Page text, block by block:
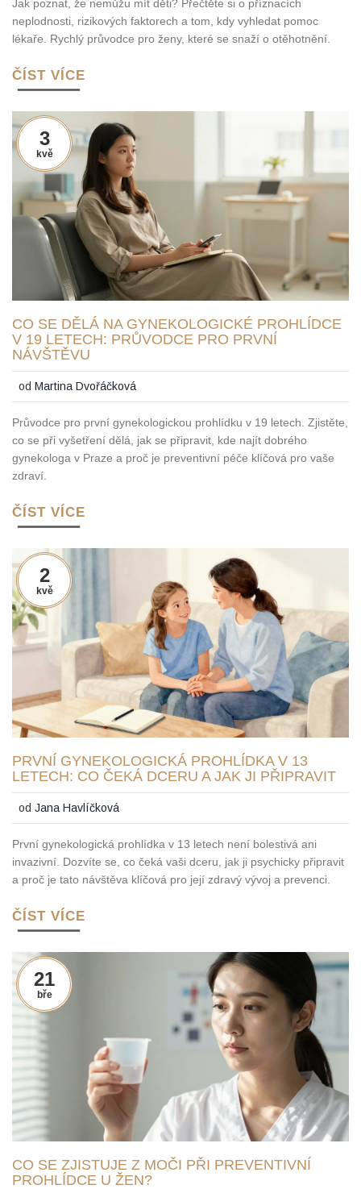
Jak poznat, že nemůžu mít děti? Přečtěte si o příznacích
neplodnosti, rizikových faktorech a tom, kdy vyhledat pomoc
lékaře. Rychlý průvodce pro ženy, které se snaží o otěhotnění.
ČÍST VÍCE
3
kvě
CO SE DĚLÁ NA GYNEKOLOGICKÉ PROHLÍDCE
V 19 LETECH: PRŮVODCE PRO PRVNÍ
NÁVŠTĚVU
odMartina Dvořáčková
Průvodce pro první gynekologickou prohlídku v 19 letech. Zjistěte,
co se při vyšetření dělá, jak se připravit, kde najít dobrého
gynekologa v Praze a proč je preventivní péče klíčová pro vaše
zdraví.
ČÍST VÍCE
2
kvě
PRVNÍ GYNEKOLOGICKÁ PROHLÍDKA V 13
LETECH: CO ČEKÁ DCERU A JAK JI PŘIPRAVIT
odJana Havlíčková
První gynekologická prohlídka v 13 letech není bolestivá ani
invazivní. Dozvíte se, co čeká vaši dceru, jak ji psychicky připravit
a proč je tato návštěva klíčová pro její zdravý vývoj a prevenci.
ČÍST VÍCE
21
bře
CO SE ZJISTUJE Z MOČI PŘI PREVENTIVNÍ
PROHLÍDCE U ŽEN?